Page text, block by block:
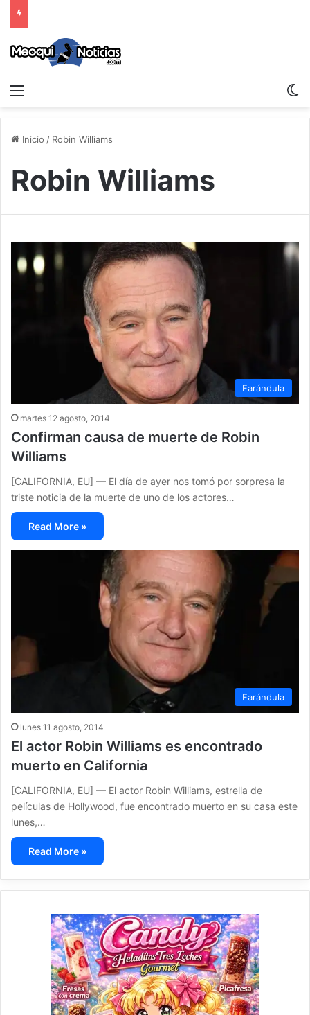
Inicio / Robin Williams
Robin Williams
Farándula
martes 12 agosto, 2014
Confirman causa de muerte de Robin
Williams
[CALIFORNIA, EU] — El día de ayer nos tomó por sorpresa la
triste noticia de la muerte de uno de los actores…
Read More »
Farándula
lunes 11 agosto, 2014
El actor Robin Williams es encontrado
muerto en California
[CALIFORNIA, EU] — El actor Robin Williams, estrella de
películas de Hollywood, fue encontrado muerto en su casa este
lunes,…
Read More »